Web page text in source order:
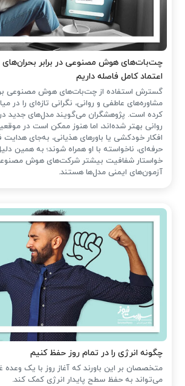
چت‌بات‌های هوش مصنوعی در برابر بحران‌های
اعتماد کامل فاصله داریم
گسترش استفاده از چت‌بات‌های هوش مصنوعی
مشاوره‌های عاطفی و روانی، نگرانی تازه‌ای را در
کرده است. پژوهشگران می‌گویند مدل‌های جدید
روانی بهتر شده‌اند، اما هنوز ممکن است در
افکار خودکشی یا باورهای هذیانی، به‌جای
حرفه‌ای، ناخواسته با او همراه شوند؛ به همین
خواستار شفافیت بیشتر شرکت‌های هوش مصنوعی
آزمون‌های ایمنی مدل‌ها هستند.
چگونه انرژی را در تمام روز حفظ کنیم
متخصصان بر این باورند که آغاز روز با یک وعده
می‌تواند به حفظ سطح پایدار انرژی کمک کند.